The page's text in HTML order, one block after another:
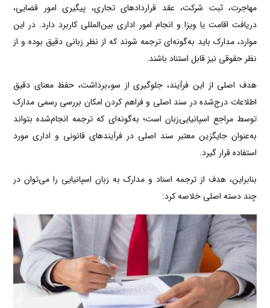
مهاجرت، ثبت شرکت، عقد قراردادهای تجاری، پیگیری امور قضایی،
دریافت اقامت یا ویزا و انجام امور اداری بین‌المللی کاربرد دارد. در این
موارد، مدارک باید به‌گونه‌ای ترجمه شوند که از نظر زبانی دقیق بوده و از
نظر حقوقی نیز قابل استناد باشند.
هدف اصلی از این فرآیند، جلوگیری از سوءبرداشت، حفظ معنای دقیق
اطلاعات درج‌شده در سند اصلی و فراهم کردن امکان بررسی رسمی مدارک
توسط مراجع اسپانیایی‌زبان است؛ به‌گونه‌ای که ترجمه انجام‌شده بتواند
به‌عنوان جایگزین معتبر سند اصلی در فرآیندهای قانونی و اداری مورد
استفاده قرار گیرد.
بنابراین، هدف از ترجمه اسناد و مدارک به زبان اسپانیایی را می‌توان در
چند دسته اصلی خلاصه کرد: